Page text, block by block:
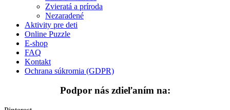
Zvieratá a príroda
Nezaradené
Aktivity pre deti
Online Puzzle
E-shop
FAQ
Kontakt
Ochrana súkromia (GDPR)
Podpor nás zdieľaním na: